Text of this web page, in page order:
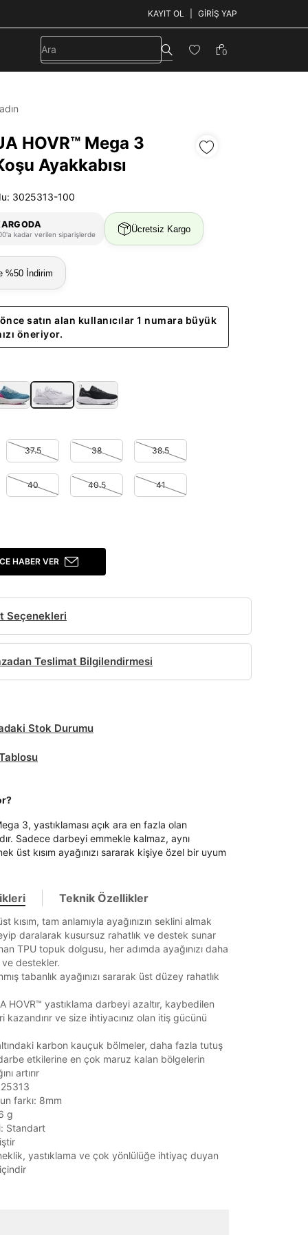
KAYIT OL GIRIŞ YAP
0
HOVR™ Mega 3
Ayakkabısı
3025313-100
kadar verilen siparişlerde Ücretsiz Kargo
%50 İndirim
satın alan kullanıcılar 1 numara büyük
öneriyor.
37.5 38 38.5
40 40.5 41
HABER VER
Seçenekleri
Teslimat Bilgilendirmesi
Stok Durumu
3, yastıklaması açık ara en fazla olan
Sadece darbeyi emmekle kalmaz, aynı
üst kısım ayağınızı sararak kişiye özel bir uyum
Teknik Özellikler
kısım, tam anlamıyla ayağınızın seklini almak
daralarak kusursuz rahatlık ve destek sunar
TPU topuk dolgusu, her adımda ayağınızı daha
destekler.
tabanlık ayağınızı sararak üst düzey rahatlık
HOVR™ yastıklama darbeyi azaltır, kaybedilen
kazandırır ve size ihtiyacınız olan itiş gücünü
karbon kauçuk bölmeler, daha fazla tutuş
etkilerine en çok maruz kalan bölgelerin
artırır
farkı: 8mm
g
Standart
yastıklama ve çok yönlülüğe ihtiyaç duyan